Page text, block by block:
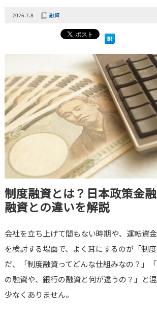
2026.7.8 融資
制度融資とは？日本政策金
融資との違いを解説
会社を立ち上げて間もない時期や、運転資
を検討する場面で、よく耳にするのが「制
だ、「制度融資ってどんな仕組みなの？」
の融資や、銀行の融資と何が違うの？」と
少なくありません。